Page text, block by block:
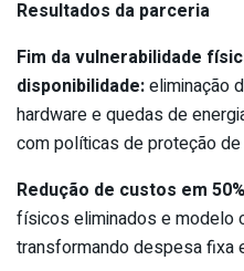
Resultados da parceria
Fim da vulnerabilidade
disponibilidade:eliminação
hardware e quedas de
com políticas de proteção
Redução de custos em
físicos eliminados e modelo
transformando despesa fixa